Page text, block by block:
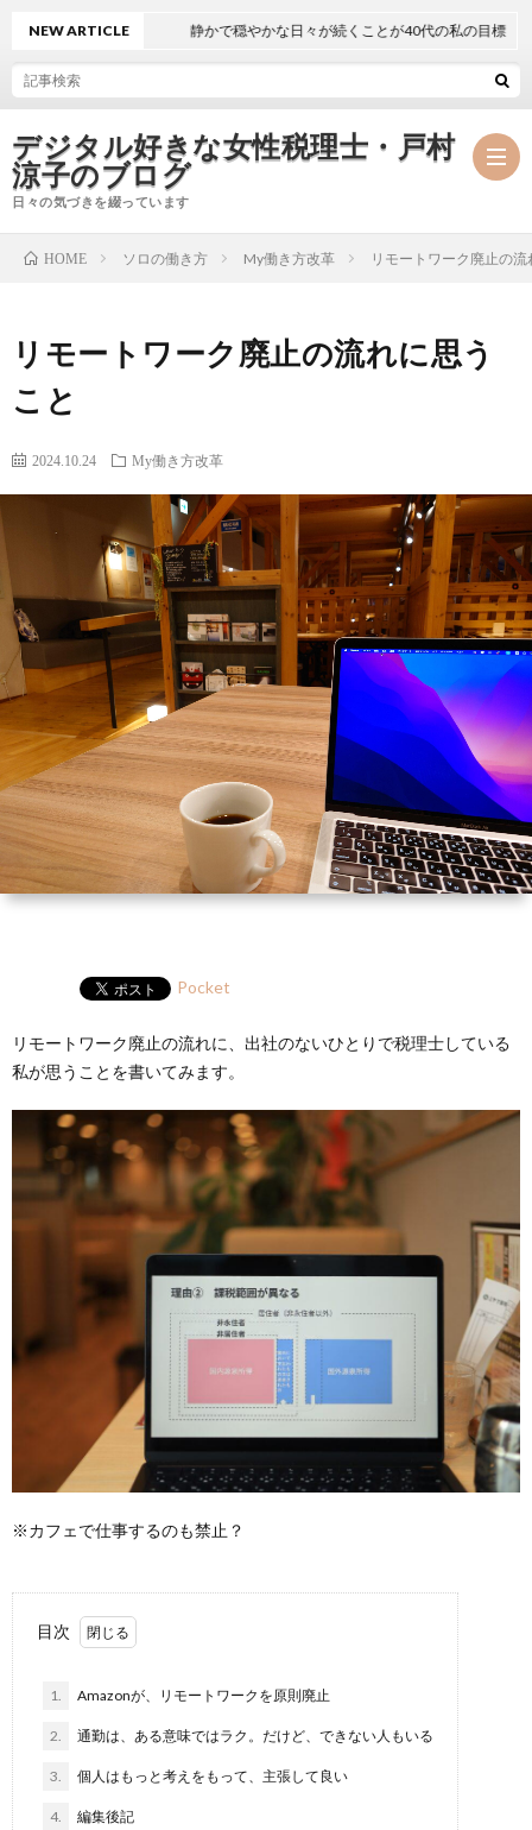
デジタル好きな女性税理士・戸村
涼子のブログ
日々の気づきを綴っています
ー
ル
HP
マ
ガ
筆
セ
ミ
ナ
ー・
講
演
NEW ARTICLE 静かで穏やかな日々が続くことが40代の私の目標
HOME ソロの働き方 My働き方改革 リモートワーク廃止の
リモートワーク廃止の流れに思う
こと
2024.10.24 My働き方改革
Pocket
リモートワーク廃止の流れに、出社のないひとりで税理士している
私が思うことを書いてみます。
※カフェで仕事するのも禁止？
目次
1. Amazonが、リモートワークを原則廃止
2. 通勤は、ある意味ではラク。だけど、できない人もいる
3. 個人はもっと考えをもって、主張して良い
4. 編集後記